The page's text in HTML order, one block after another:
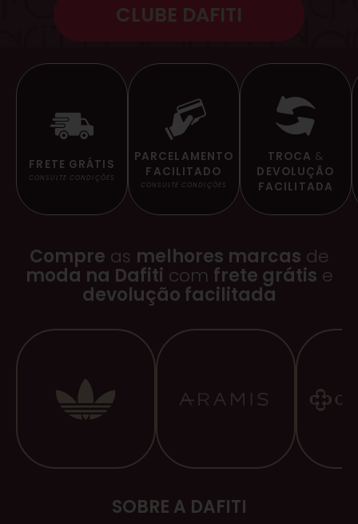
FRETE GRÁTIS
CONSULTE CONDIÇÕES
PARCELAMENTO
FACILITADO
CONSULTE CONDIÇÕES
TROCA &
DEVOLUÇÃO
FACILITADA
CLUBE DAFITI
Compre as melhores marcas de
moda na Dafiti com frete grátis e
devolução facilitada
SOBRE A DAFITI